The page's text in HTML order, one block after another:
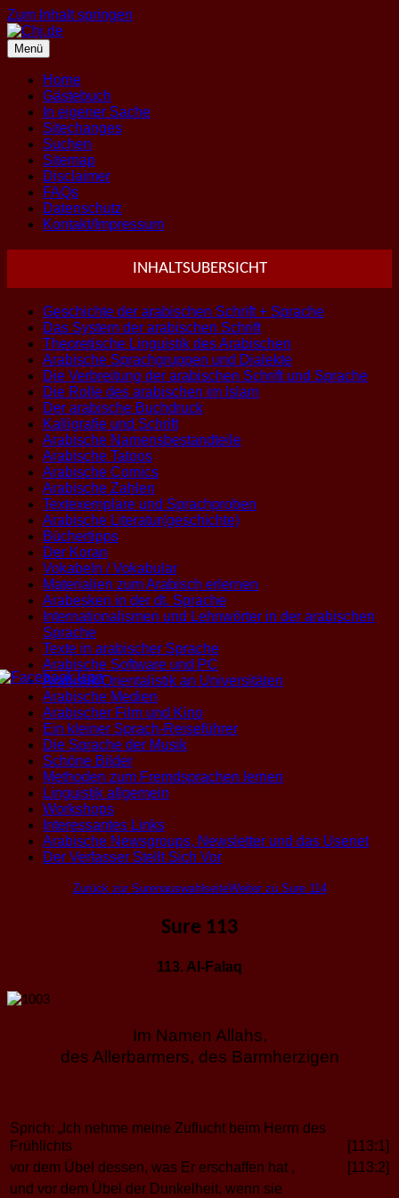
Zum Inhalt springen
Menü
Home
Gästebuch
In eigener Sache
Sitechanges
Suchen
Sitemap
Disclaimer
FAQs
Datenschutz
Kontakt/Impressum
INHALTSUBERSICHT
Geschichte der arabischen Schrift + Sprache
Das System der arabischen Schrift
Theoretische Linguistik des Arabischen
Arabische Sprachgruppen und Dialekte
Die Verbreitung der arabischen Schrift und Sprache
Die Rolle des arabischen im Islam
Der arabische Buchdruck
Kalligrafie und Schrift
Arabische Namensbestandteile
Arabische Tatoos
Arabische Comics
Arabische Zahlen
Textexemplare und Sprachproben
Arabische Literatur(geschichte)
Büchertipps
Der Koran
Vokabeln / Vokabular
Materialien zum Arabisch erlernen
Arabesken in der dt. Sprache
Internationalismen und Lehnwörter in der arabischen
Sprache
Texte in arabischer Sprache
Arabische Software und PC
Arabistik/Orientalistik an Universitäten
Arabische Medien
Arabischer Film und Kino
Ein kleiner Sprach-Reiseführer
Die Sprache der Musik
Schöne Bilder
Methoden zum Fremdsprachen lernen
Linguistik allgemein
Workshops
Interessantes Links
Arabische Newsgroups, Newsletter und das Usenet
Der Verfasser Stellt Sich Vor
Zurück zur SurenauswahlseiteWeiter zu Sure 114
Sure 113
113. Al-Falaq
Im Namen Allahs,
des Allerbarmers, des Barmherzigen
Sprich: „Ich nehme meine Zuflucht beim Herrn des
Frühlichts
[113:1]
vor dem Übel dessen, was Er erschaffen hat ,
[113:2]
und vor dem Übel der Dunkelheit, wenn sie